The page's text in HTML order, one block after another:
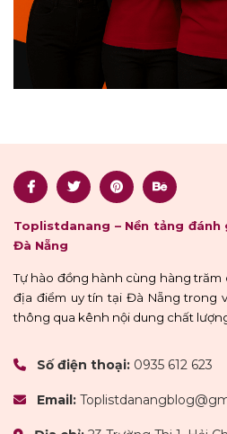
Toplistdanang – Nền tảng
Đà Nẵng
Tự hào đồng hành cùng hàng trăm
địa điểm uy tín tại Đà Nẵng trong
thông qua kênh nội dung chất lượng
Số điện thoại: 0935 612 623
Email: